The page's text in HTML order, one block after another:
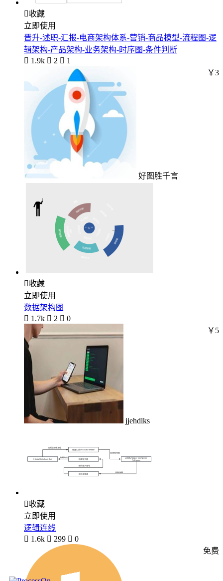
收藏
立即使用
晋升-述职-汇报-电商架构体系-营销-商品模型-流程图-逻
辑架构-产品架构-业务架构-时序图-条件判断
 1.9k  2  1
好图胜千言
￥3
收藏
立即使用
数据架构图
 1.7k  2  0
jjehdlks
￥5
收藏
立即使用
逻辑连线
 1.6k  299  0
免费